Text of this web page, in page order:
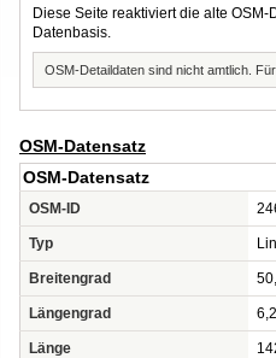
Diese Seite reaktiviert die alte
Datenbasis.
OSM-Detaildaten sind nicht amtlich.
OSM-Datensatz
OSM-Datensatz
OSM-ID
Typ
Breitengrad
Längengrad
Länge